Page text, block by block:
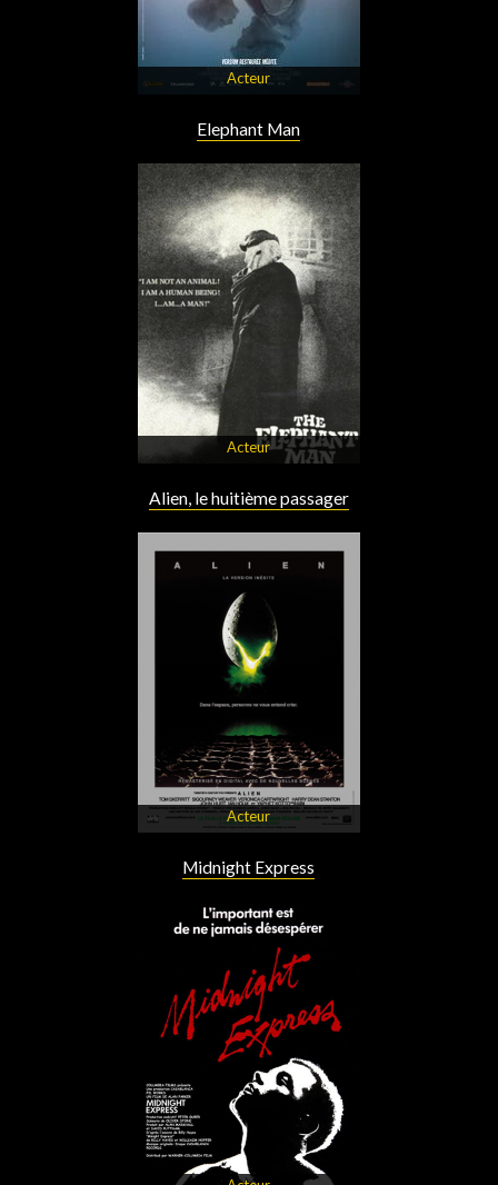
Acteur
Elephant Man
Acteur
Alien, le huitième passager
Acteur
Midnight Express